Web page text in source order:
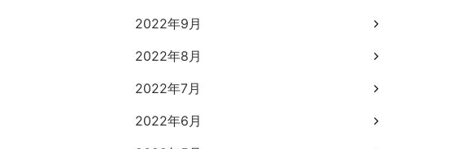
2022年9月
2022年8月
2022年7月
2022年6月